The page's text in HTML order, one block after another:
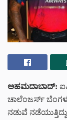
ಅಹಮದಾಬಾದ್‌:
ಚಾಲೆಂಜರ್ಸ್
ನಡುವೆ